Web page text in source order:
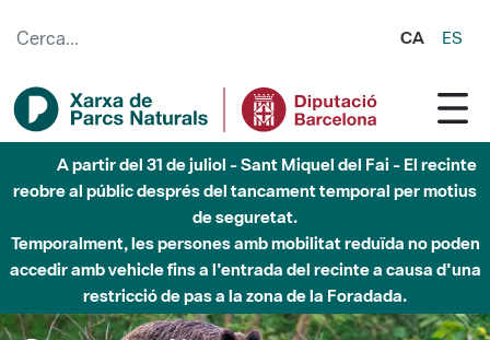
CA ES
A partir del 31 de juliol - Sant Miquel del Fai - El recinte
reobre al públic després del tancament temporal per motius
de seguretat.
Temporalment, les persones amb mobilitat reduïda no poden
accedir amb vehicle fins a l'entrada del recinte a causa d'una
restricció de pas a la zona de la Foradada.